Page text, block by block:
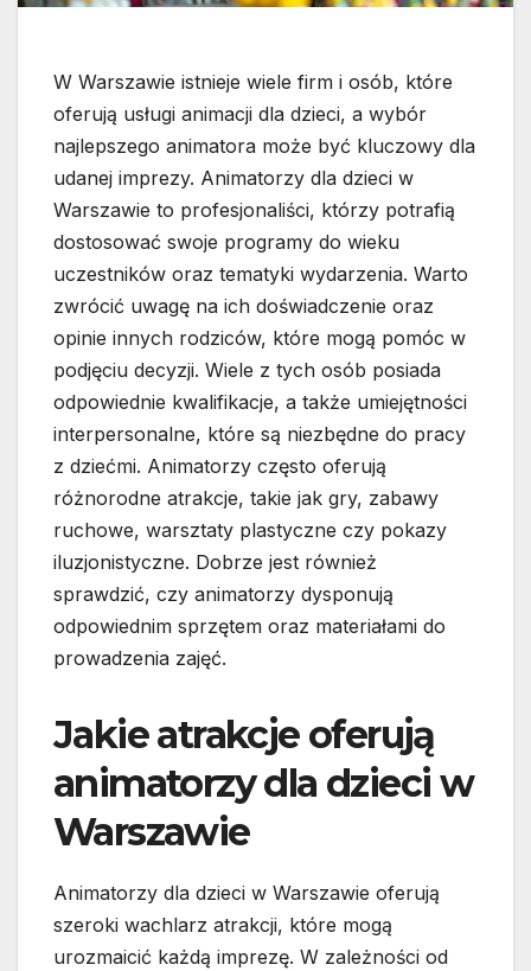
W Warszawie istnieje wiele firm i osób, które
oferują usługi animacji dla dzieci, a wybór
najlepszego animatora może być kluczowy dla
udanej imprezy. Animatorzy dla dzieci w
Warszawie to profesjonaliści, którzy potrafią
dostosować swoje programy do wieku
uczestników oraz tematyki wydarzenia. Warto
zwrócić uwagę na ich doświadczenie oraz
opinie innych rodziców, które mogą pomóc w
podjęciu decyzji. Wiele z tych osób posiada
odpowiednie kwalifikacje, a także umiejętności
interpersonalne, które są niezbędne do pracy
z dziećmi. Animatorzy często oferują
różnorodne atrakcje, takie jak gry, zabawy
ruchowe, warsztaty plastyczne czy pokazy
iluzjonistyczne. Dobrze jest również
sprawdzić, czy animatorzy dysponują
odpowiednim sprzętem oraz materiałami do
prowadzenia zajęć.
Jakie atrakcje oferują
animatorzy dla dzieci w
Warszawie
Animatorzy dla dzieci w Warszawie oferują
szeroki wachlarz atrakcji, które mogą
urozmaicić każdą imprezę. W zależności od